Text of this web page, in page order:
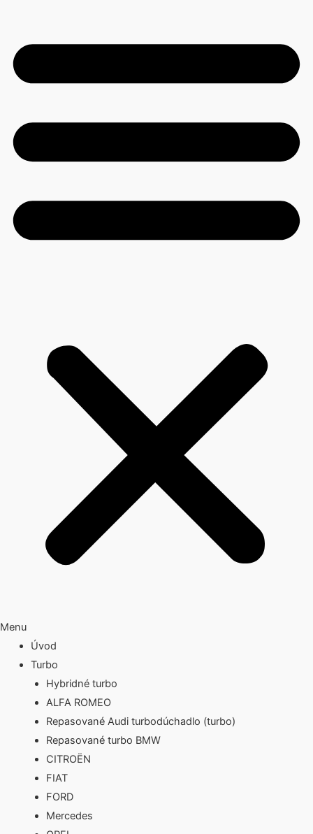
Menu
Úvod
Turbo
Hybridné turbo
ALFA ROMEO
Repasované Audi turbodúchadlo (turbo)
Repasované turbo BMW
CITROËN
FIAT
FORD
Mercedes